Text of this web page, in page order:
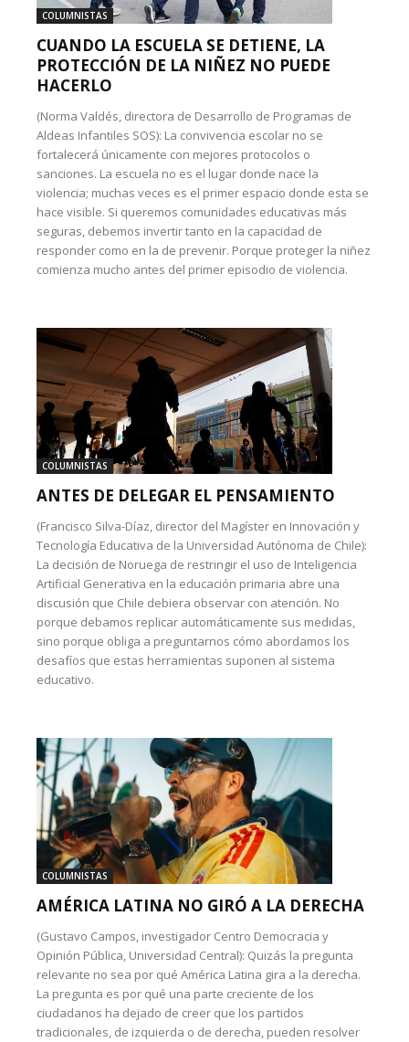
COLUMNISTAS
CUANDO LA ESCUELA SE DETIENE, LA
PROTECCIÓN DE LA NIÑEZ NO PUEDE
HACERLO
(Norma Valdés, directora de Desarrollo de Programas de
Aldeas Infantiles SOS): La convivencia escolar no se
fortalecerá únicamente con mejores protocolos o
sanciones. La escuela no es el lugar donde nace la
violencia; muchas veces es el primer espacio donde esta se
hace visible. Si queremos comunidades educativas más
seguras, debemos invertir tanto en la capacidad de
responder como en la de prevenir. Porque proteger la niñez
comienza mucho antes del primer episodio de violencia.
COLUMNISTAS
ANTES DE DELEGAR EL PENSAMIENTO
(Francisco Silva-Díaz, director del Magíster en Innovación y
Tecnología Educativa de la Universidad Autónoma de Chile):
La decisión de Noruega de restringir el uso de Inteligencia
Artificial Generativa en la educación primaria abre una
discusión que Chile debiera observar con atención. No
porque debamos replicar automáticamente sus medidas,
sino porque obliga a preguntarnos cómo abordamos los
desafíos que estas herramientas suponen al sistema
educativo.
COLUMNISTAS
AMÉRICA LATINA NO GIRÓ A LA DERECHA
(Gustavo Campos, investigador Centro Democracia y
Opinión Pública, Universidad Central): Quizás la pregunta
relevante no sea por qué América Latina gira a la derecha.
La pregunta es por qué una parte creciente de los
ciudadanos ha dejado de creer que los partidos
tradicionales, de izquierda o de derecha, pueden resolver